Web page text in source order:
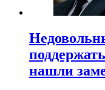
нашли